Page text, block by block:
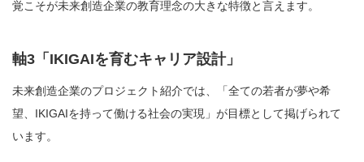
覚こそが未来創造企業の教育理念の大きな特徴と言えます。
軸3「IKIGAIを育むキャリア設計」
未来創造企業のプロジェクト紹介では、「全ての若者が夢や希
望、IKIGAIを持って働ける社会の実現」が目標として掲げられて
います。